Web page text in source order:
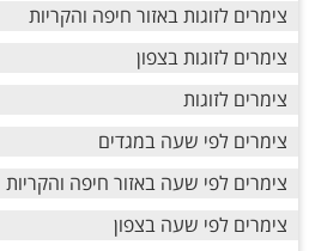
צימרים לזוגות באזור חיפה והקריות
צימרים לזוגות בצפון
צימרים לזוגות
צימרים לפי שעה במגדים
צימרים לפי שעה באזור חיפה והקריות
צימרים לפי שעה בצפון